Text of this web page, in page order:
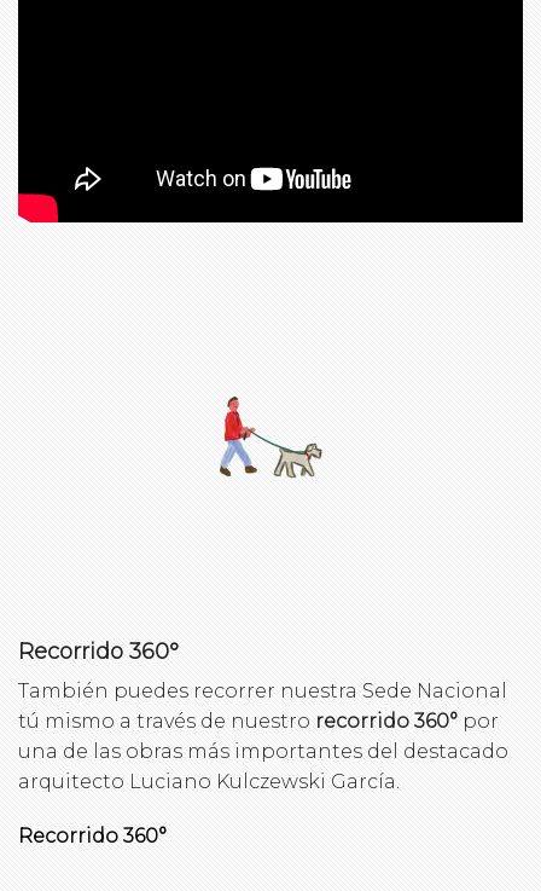
Recorrido 360°
También puedes recorrer nuestra Sede Nacional
tú mismo a través de nuestro recorrido 360° por
una de las obras más importantes del destacado
arquitecto Luciano Kulczewski García.
Recorrido 360°